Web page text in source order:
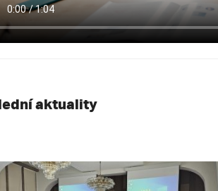
aktuality